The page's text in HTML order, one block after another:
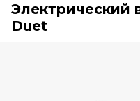
Электрический
Duet